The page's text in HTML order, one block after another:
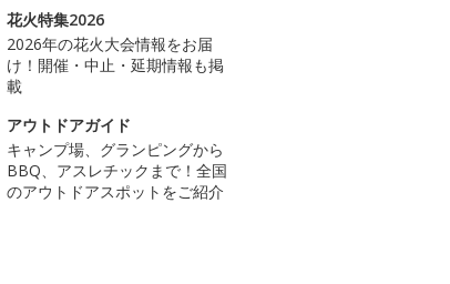
花火特集2026
2026年の花火大会情報をお届
け！開催・中止・延期情報も掲
載
アウトドアガイド
キャンプ場、グランピングから
BBQ、アスレチックまで！全国
のアウトドアスポットをご紹介